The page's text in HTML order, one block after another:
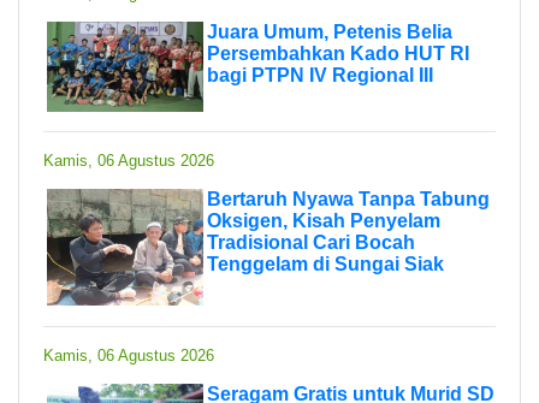
Juara Umum, Petenis Belia
Persembahkan Kado HUT RI
bagi PTPN IV Regional III
Kamis, 06 Agustus 2026
Bertaruh Nyawa Tanpa Tabung
Oksigen, Kisah Penyelam
Tradisional Cari Bocah
Tenggelam di Sungai Siak
Kamis, 06 Agustus 2026
Seragam Gratis untuk Murid SD